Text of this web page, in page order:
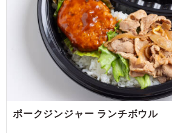
たいコンビネーションです。
ご利用シーン：ロケ・撮影›スタジオ撮影
東京都江東区新木場2026/01/12
ポークジンジャー ランチボウル